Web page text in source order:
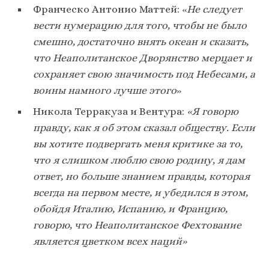
Франческо Антонио Маттей: «Не следует
вести нумерацию для того, чтобы не было
смешно, достаточно внять океан и сказать,
что Неаполитанское Дворянство мерцает и
сохраняет свою значимость под Небесами, а
воины намного лучше этого»
Никола Терракуза и Вентура: «Я говорю
правду, как я об этом сказал обществу. Если
вы хотите подвергать меня критике за то,
что я слишком люблю свою родину, я дам
ответ, но больше знанием правды, которая
всегда на первом месте, и убедился в этом,
обойдя Италию, Испанию, и Францию,
говорю, что Неаполитанское Фехтование
является цветком всех наций»